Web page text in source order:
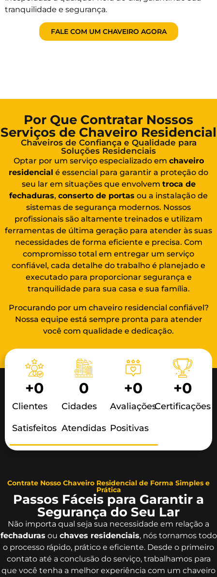
tranquilidade e segurança.
FALE COM UM CHAVEIRO AGORA
Por Que Contratar Nossos
Serviços de Chaveiro Residencial
Chaveiros de Confiança e Qualidade para
Soluções Residenciais
Optar por um serviço especializado em chaveiro
residencial é essencial para garantir a proteção do
seu lar em situações que envolvem troca de
fechaduras, conserto de portas ou a instalação de
sistemas de segurança modernos. Nossos
profissionais são altamente treinados e utilizam
ferramentas de última geração para atender às suas
necessidades de forma eficiente e precisa. Com
compromisso total em entregar um serviço
confiável, cada detalhe do trabalho é planejado e
executado para proporcionar segurança e
tranquilidade para sua casa e sua família.
Procurando por um chaveiro residencial confiável?
Nossa equipe está sempre pronta para atender
você com qualidade e dedicação.
Clientes
Satisfeitos
+0
Cidades
Atendidas
0
Avaliações
Positivas
+0
Certificações
+0
Contrate Nosso Chaveiro Residencial de Forma Simples e
Prática
Passos Fáceis para Garantir a
Segurança do Seu Lar
Não importa qual seja sua necessidade em relação a
fechaduras ou chaves residenciais, nós tornamos todo
o processo rápido, prático e eficiente. Desde o primeiro
contato até a conclusão do serviço, trabalhamos para
que você tenha a melhor experiência com um chaveiro